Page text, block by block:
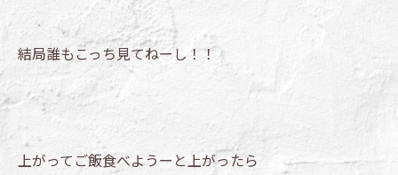
結局誰もこっち見てねーし！！
上がってご飯食べようーと上がったら